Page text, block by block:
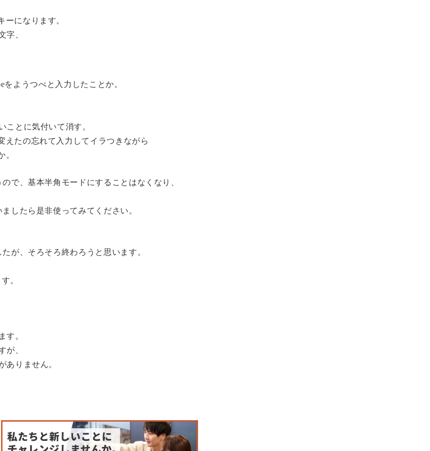
ーになります。
字、
ようつべと入力したことか。
ことに気付いて消す。
えたの忘れて入力してイラつきながら
。
で、基本半角モードにすることはなくなり、
したら是非使ってみてください。
が、そろそろ終わろうと思います。
。
す。
が、
ありません。